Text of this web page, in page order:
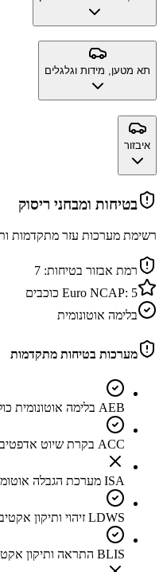
תא מטען, מידות וגלגלים
איבזור
בטיחות ומבחני ריסוק
רשימת מערכות עזר מתקדמות
רמת אבזור בטיחות: 7
Euro NCAP: 5
כוכבים
בלימה אוטונומית
מערכות בטיחות מתקדמות
AEB בלימה אוטונומית כולל זיהוי הולכי רגל
ACC בקרת שיוט אדפטיבית
ISA מערכת הגבלה אוטומטית למהירות הרכב
LDWS זיהוי ותיקון אקטיבי לסטיה מנתיב
BLIS התראה ותיקון אקטיבי לרכב בשטח מת